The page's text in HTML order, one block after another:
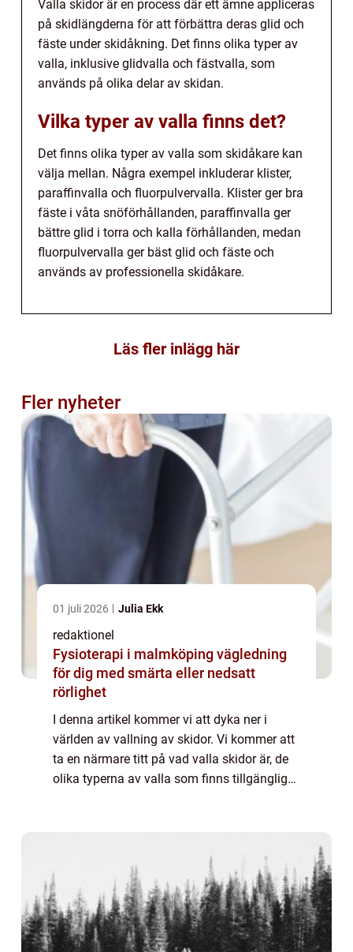
Valla skidor är en process där ett ämne appliceras
på skidlängderna för att förbättra deras glid och
fäste under skidåkning. Det finns olika typer av
valla, inklusive glidvalla och fästvalla, som
används på olika delar av skidan.
Vilka typer av valla finns det?
Det finns olika typer av valla som skidåkare kan
välja mellan. Några exempel inkluderar klister,
paraffinvalla och fluorpulvervalla. Klister ger bra
fäste i våta snöförhållanden, paraffinvalla ger
bättre glid i torra och kalla förhållanden, medan
fluorpulvervalla ger bäst glid och fäste och
används av professionella skidåkare.
Läs fler inlägg här
Fler nyheter
01 juli 2026 Julia Ekk
redaktionel
Fysioterapi i malmköping vägledning
för dig med smärta eller nedsatt
rörlighet
I denna artikel kommer vi att dyka ner i
världen av vallning av skidor. Vi kommer att
ta en närmare titt på vad valla skidor är, de
olika typerna av valla som finns tillgängliga,